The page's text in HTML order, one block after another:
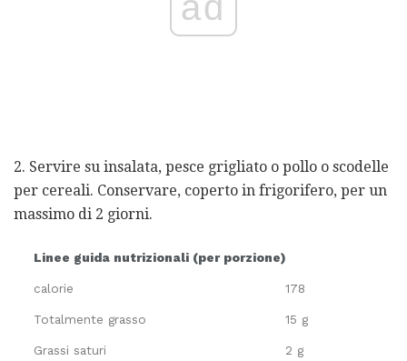
2. Servire su insalata, pesce grigliato o pollo o scodelle
per cereali. Conservare, coperto in frigorifero, per un
massimo di 2 giorni.
Linee guida nutrizionali (per porzione)
calorie 178
Totalmente grasso 15 g
Grassi saturi 2 g